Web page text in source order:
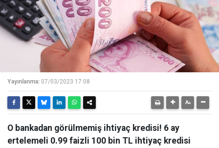
Yayınlanma: 07/03/2023 17:08
O bankadan görülmemiş ihtiyaç kredisi! 6 ay
ertelemeli 0.99 faizli 100 bin TL ihtiyaç kredisi